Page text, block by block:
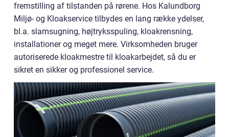
fremstilling af tilstanden på rørene. Hos Kalundborg
Miljø- og Kloakservice tilbydes en lang række ydelser,
bl.a. slamsugning, højtryksspuling, kloakrensning,
installationer og meget mere. Virksomheden bruger
autoriserede kloakmestre til kloakarbejdet, så du er
sikret en sikker og professionel service.